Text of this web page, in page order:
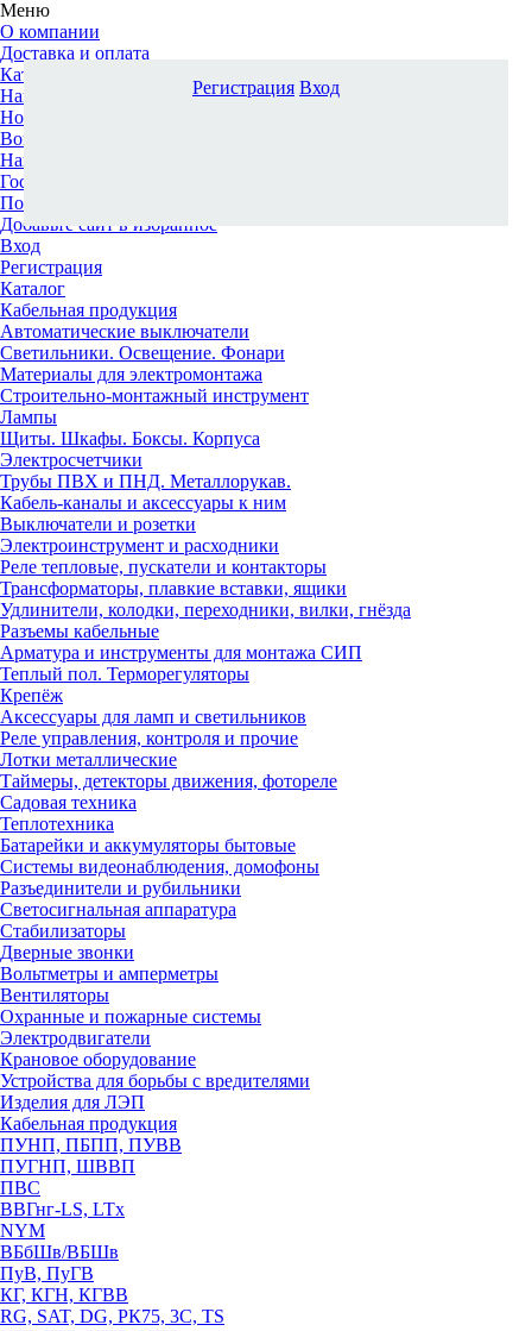
Меню
О компании
Доставка и оплата
Каталог
Наши офисы
Новости и новинки
Вопрос-ответ
Наша команда
Гос. заказчикам
Поставщикам
Добавьте сайт в избранное
Вход
Регистрация
Каталог
Кабельная продукция
Автоматические выключатели
Светильники. Освещение. Фонари
Материалы для электромонтажа
Строительно-монтажный инструмент
Лампы
Щиты. Шкафы. Боксы. Корпуса
Электросчетчики
Трубы ПВХ и ПНД. Металлорукав.
Кабель-каналы и аксессуары к ним
Выключатели и розетки
Электроинструмент и расходники
Реле тепловые, пускатели и контакторы
Трансформаторы, плавкие вставки, ящики
Удлинители, колодки, переходники, вилки, гнёзда
Разъемы кабельные
Арматура и инструменты для монтажа СИП
Теплый пол. Терморегуляторы
Крепёж
Аксессуары для ламп и светильников
Реле управления, контроля и прочие
Лотки металлические
Таймеры, детекторы движения, фотореле
Садовая техника
Теплотехника
Батарейки и аккумуляторы бытовые
Системы видеонаблюдения, домофоны
Разъединители и рубильники
Светосигнальная аппаратура
Стабилизаторы
Дверные звонки
Вольтметры и амперметры
Вентиляторы
Охранные и пожарные системы
Электродвигатели
Крановое оборудование
Устройства для борьбы с вредителями
Изделия для ЛЭП
Кабельная продукция
ПУНП, ПБПП, ПУВВ
ПУГНП, ШВВП
ПВС
ВВГнг-LS, LTx
NYM
ВБбШв/ВБШв
ПуВ, ПуГВ
КГ, КГН, КГВВ
RG, SAT, DG, РК75, 3С, TS
Регистрация Вход